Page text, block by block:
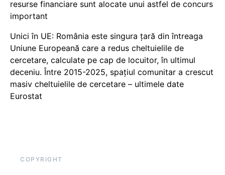
resurse financiare sunt alocate unui astfel de concurs
important
Unici în UE: România este singura țară din întreaga
Uniune Europeană care a redus cheltuielile de
cercetare, calculate pe cap de locuitor, în ultimul
deceniu. Între 2015-2025, spațiul comunitar a crescut
masiv cheltuielile de cercetare – ultimele date
Eurostat
COPYRIGHT